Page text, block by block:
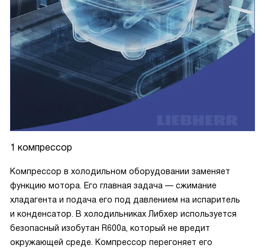
1 компрессор
Компрессор в холодильном оборудовании заменяет
функцию мотора. Его главная задача — сжимание
хладагента и подача его под давлением на испаритель
и конденсатор. В холодильниках Либхер используется
безопасный изобутан R600a, который не вредит
окружающей среде. Компрессор перегоняет его